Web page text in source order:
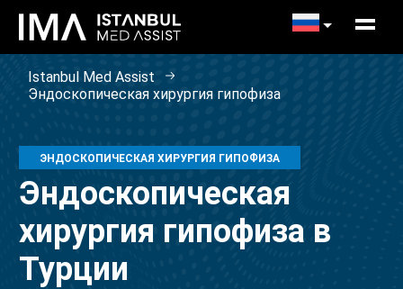
Istanbul Med Assist
Эндоскопическая хирургия гипофиза
ЭНДОСКОПИЧЕСКАЯ ХИРУРГИЯ ГИПОФИЗА
Эндоскопическая
хирургия гипофиза в
Турции